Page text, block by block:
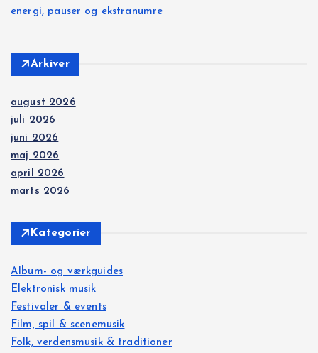
energi, pauser og ekstranumre
Arkiver
august 2026
juli 2026
juni 2026
maj 2026
april 2026
marts 2026
Kategorier
Album- og værkguides
Elektronisk musik
Festivaler & events
Film, spil & scenemusik
Folk, verdensmusik & traditioner